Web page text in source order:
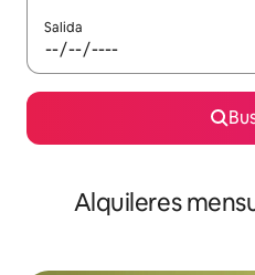
Salida
Alquileres